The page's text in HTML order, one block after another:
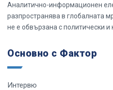
Аналитично-информационен
разпространява в глобалната
не е обвързана с политически и
Основно с Фактор
Интервю